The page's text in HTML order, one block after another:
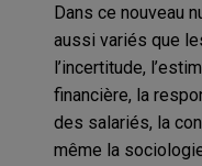
Dans ce nouveau
aussi variés que
l’incertitude,
financière, la
des salariés, la
même la